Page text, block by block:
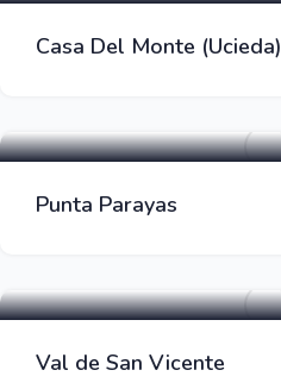
Casa Del Monte (Ucieda)
Punta Parayas
Val de San Vicente